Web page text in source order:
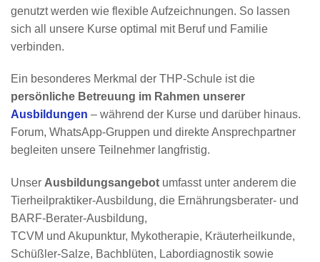
genutzt werden wie flexible Aufzeichnungen. So lassen
sich all unsere Kurse optimal mit Beruf und Familie
verbinden.
Ein besonderes Merkmal der THP-Schule ist die
persönliche Betreuung im Rahmen unserer
Ausbildungen – während der Kurse und darüber hinaus.
Forum, WhatsApp-Gruppen und direkte Ansprechpartner
begleiten unsere Teilnehmer langfristig.
Unser Ausbildungsangebot umfasst unter anderem die
Tierheilpraktiker-Ausbildung, die Ernährungsberater- und
BARF-Berater-Ausbildung,
TCVM und Akupunktur, Mykotherapie, Kräuterheilkunde,
Schüßler-Salze, Bachblüten, Labordiagnostik sowie